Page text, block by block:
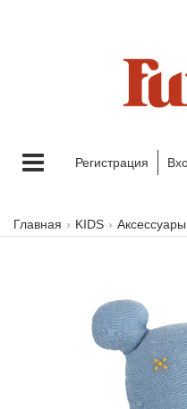
FASHION
Меню Регистрация
Главная KIDS Аксессуары